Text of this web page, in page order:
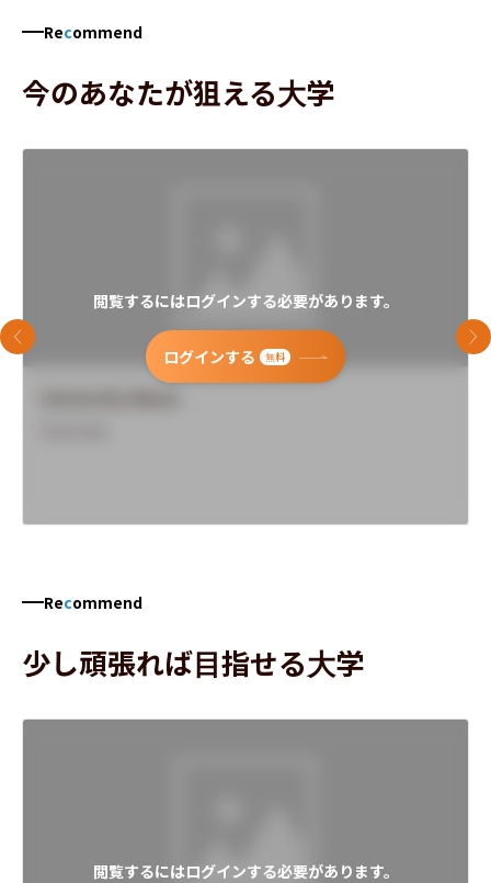
Recommend
今のあなたが狙える大学
閲覧するにはログインする必要があります。
ログインする 無料
前のスライド 次
Recommend
少し頑張れば目指せる大学
閲覧するにはログインする必要があります。